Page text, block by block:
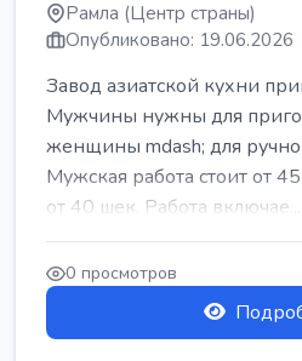
Рамла (Центр страны)
Опубликовано: 19.06.2026
Завод азиатской кухни
Мужчины нужны для
женщины mdash; для
Мужская работа стоит от
от 40 шек. Работа включае...
0 просмотров